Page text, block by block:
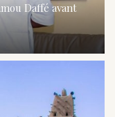
Daffé avant